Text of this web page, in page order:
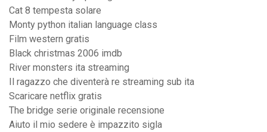
Cat 8 tempesta solare
Monty python italian language class
Film western gratis
Black christmas 2006 imdb
River monsters ita streaming
Il ragazzo che diventerà re streaming sub ita
Scaricare netflix gratis
The bridge serie originale recensione
Aiuto il mio sedere è impazzito sigla